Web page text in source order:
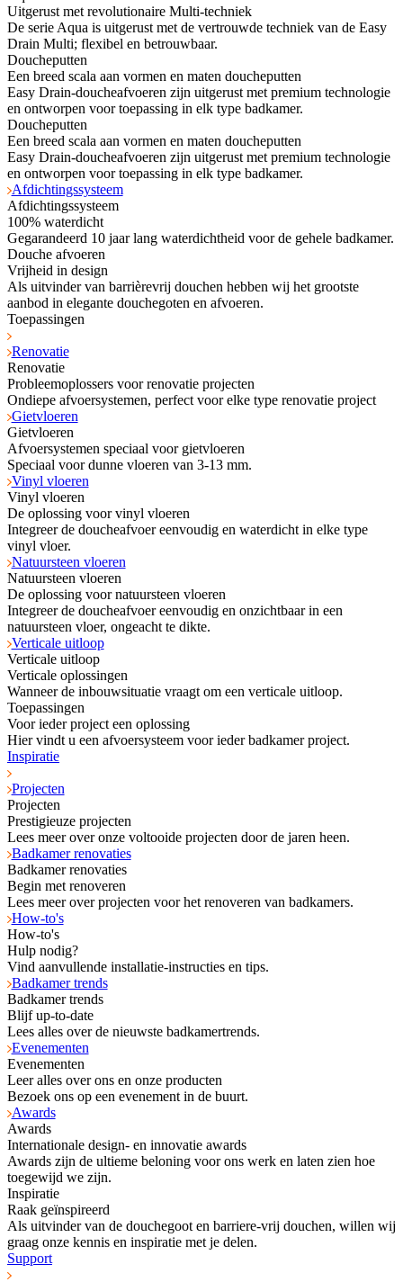
Uitgerust met revolutionaire Multi-techniek
De serie Aqua is uitgerust met de vertrouwde techniek van de Easy
Drain Multi; flexibel en betrouwbaar.
Doucheputten
Een breed scala aan vormen en maten doucheputten
Easy Drain-doucheafvoeren zijn uitgerust met premium technologie
en ontworpen voor toepassing in elk type badkamer.
Doucheputten
Een breed scala aan vormen en maten doucheputten
Easy Drain-doucheafvoeren zijn uitgerust met premium technologie
en ontworpen voor toepassing in elk type badkamer.
Afdichtingssysteem
Afdichtingssysteem
100% waterdicht
Gegarandeerd 10 jaar lang waterdichtheid voor de gehele badkamer.
Douche afvoeren
Vrijheid in design
Als uitvinder van barrièrevrij douchen hebben wij het grootste
aanbod in elegante douchegoten en afvoeren.
Toepassingen
Renovatie
Renovatie
Probleemoplossers voor renovatie projecten
Ondiepe afvoersystemen, perfect voor elke type renovatie project
Gietvloeren
Gietvloeren
Afvoersystemen speciaal voor gietvloeren
Speciaal voor dunne vloeren van 3-13 mm.
Vinyl vloeren
Vinyl vloeren
De oplossing voor vinyl vloeren
Integreer de doucheafvoer eenvoudig en waterdicht in elke type
vinyl vloer.
Natuursteen vloeren
Natuursteen vloeren
De oplossing voor natuursteen vloeren
Integreer de doucheafvoer eenvoudig en onzichtbaar in een
natuursteen vloer, ongeacht te dikte.
Verticale uitloop
Verticale uitloop
Verticale oplossingen
Wanneer de inbouwsituatie vraagt om een verticale uitloop.
Toepassingen
Voor ieder project een oplossing
Hier vindt u een afvoersysteem voor ieder badkamer project.
Inspiratie
Projecten
Projecten
Prestigieuze projecten
Lees meer over onze voltooide projecten door de jaren heen.
Badkamer renovaties
Badkamer renovaties
Begin met renoveren
Lees meer over projecten voor het renoveren van badkamers.
How-to's
How-to's
Hulp nodig?
Vind aanvullende installatie-instructies en tips.
Badkamer trends
Badkamer trends
Blijf up-to-date
Lees alles over de nieuwste badkamertrends.
Evenementen
Evenementen
Leer alles over ons en onze producten
Bezoek ons op een evenement in de buurt.
Awards
Awards
Internationale design- en innovatie awards
Awards zijn de ultieme beloning voor ons werk en laten zien hoe
toegewijd we zijn.
Inspiratie
Raak geïnspireerd
Als uitvinder van de douchegoot en barriere-vrij douchen, willen wij
graag onze kennis en inspiratie met je delen.
Support